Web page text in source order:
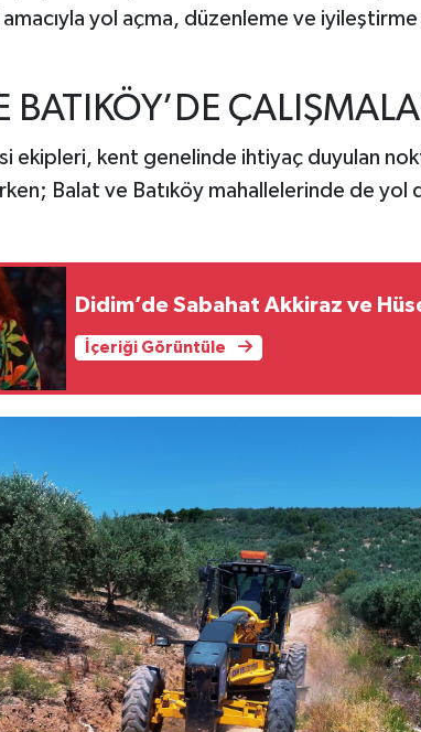
yol açma, düzenleme ve iyileştirme
BATIKÖY’DE
ekipleri, kent genelinde ihtiyaç duyulan
Balat ve Batıköy mahallelerinde de yol
Didim’de Sabahat Akkiraz ve
İçeriği Görüntüle